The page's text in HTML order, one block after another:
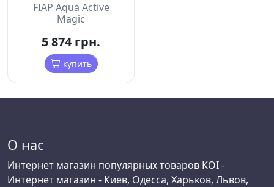
FIAP Aqua Active
Magic
5 874 грн.
купить
О нас
Интернет магазин популярных товаров KOI -
Интернет магазин - Киев, Одесса, Харьков, Львов,